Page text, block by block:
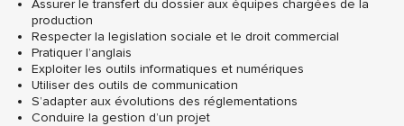
Assurer le transfert du dossier aux équipes chargées de la
production
Respecter la legislation sociale et le droit commercial
Pratiquer l’anglais
Exploiter les outils informatiques et numériques
Utiliser des outils de communication
S’adapter aux évolutions des réglementations
Conduire la gestion d’un projet